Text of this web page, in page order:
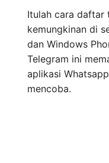
Itulah cara daftar
kemungkinan di
dan Windows
Telegram ini
aplikasi
mencoba.